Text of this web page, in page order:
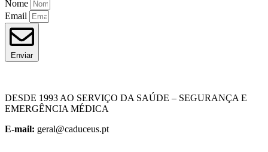
Nome
Email
Enviar
DESDE 1993 AO SERVIÇO DA SAÚDE – SEGURANÇA E
EMERGÊNCIA MÉDICA
E-mail: geral@caduceus.pt